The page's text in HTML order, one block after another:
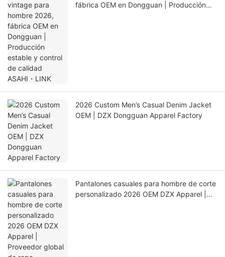
fábrica OEM en Dongguan | Producción
2026 Custom Men’s Casual Denim Jacket
OEM | DZX Dongguan Apparel Factory
Pantalones casuales para hombre de corte
personalizado 2026 OEM DZX Apparel |